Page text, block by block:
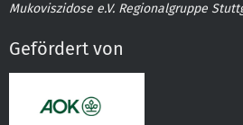
Mukoviszidose e.V. Regionalgruppe
Gefördert von